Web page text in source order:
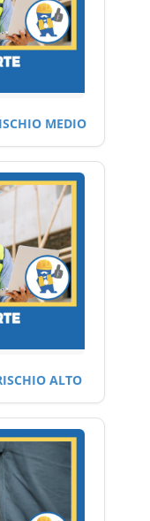
MEDIO
ALTO